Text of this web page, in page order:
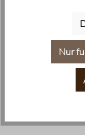
Nur